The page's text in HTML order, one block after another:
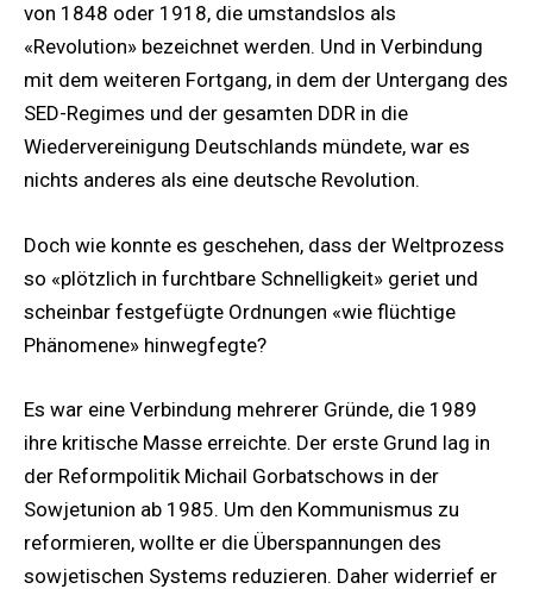
von 1848 oder 1918, die umstandslos als
«Revolution» bezeichnet werden. Und in Verbindung
mit dem weiteren Fortgang, in dem der Untergang des
SED-Regimes und der gesamten DDR in die
Wiedervereinigung Deutschlands mündete, war es
nichts anderes als eine deutsche Revolution.
Doch wie konnte es geschehen, dass der Weltprozess
so «plötzlich in furchtbare Schnelligkeit» geriet und
scheinbar festgefügte Ordnungen «wie flüchtige
Phänomene» hinwegfegte?
Es war eine Verbindung mehrerer Gründe, die 1989
ihre kritische Masse erreichte. Der erste Grund lag in
der Reformpolitik Michail Gorbatschows in der
Sowjetunion ab 1985. Um den Kommunismus zu
reformieren, wollte er die Überspannungen des
sowjetischen Systems reduzieren. Daher widerrief er